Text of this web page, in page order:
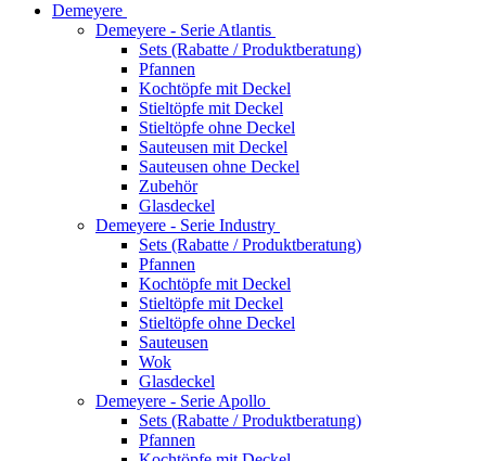
Demeyere
Demeyere - Serie Atlantis
Sets (Rabatte / Produktberatung)
Pfannen
Kochtöpfe mit Deckel
Stieltöpfe mit Deckel
Stieltöpfe ohne Deckel
Sauteusen mit Deckel
Sauteusen ohne Deckel
Zubehör
Glasdeckel
Demeyere - Serie Industry
Sets (Rabatte / Produktberatung)
Pfannen
Kochtöpfe mit Deckel
Stieltöpfe mit Deckel
Stieltöpfe ohne Deckel
Sauteusen
Wok
Glasdeckel
Demeyere - Serie Apollo
Sets (Rabatte / Produktberatung)
Pfannen